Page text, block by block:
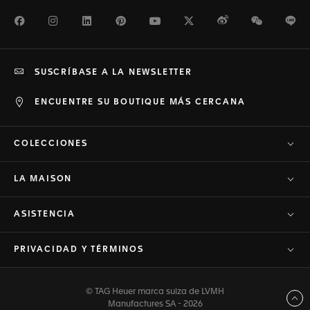
FacebookInstagramLinkedInPinterestYoutubeTwitterWeiboWeChat
ENCUENTRE SU BOUTIQUE MÁS CERCANA
SUSCRÍBASE A LA NEWSLETTER
COLECCIONES
LA MAISON
ASISTENCIA
PRIVACIDAD Y TÉRMINOS
© TAG Heuer marca suiza de LVMH
Manufactures SA - 2026
Volver arriba